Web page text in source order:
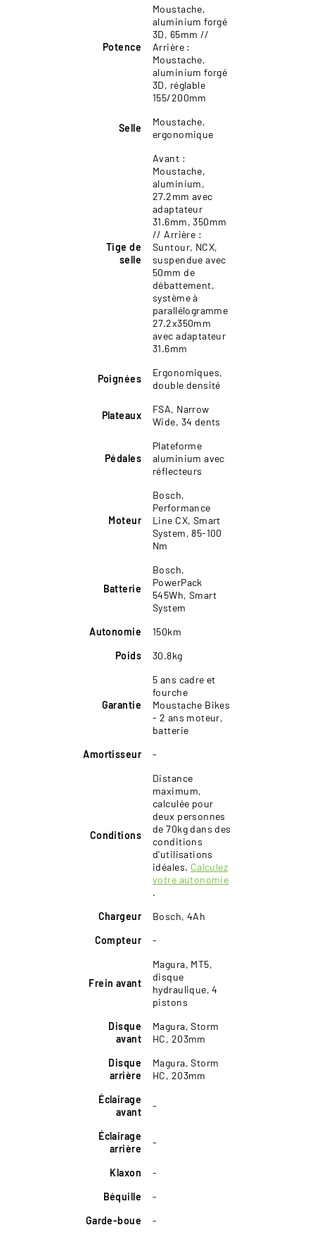
Potence
Moustache,
aluminium forgé
3D, 65mm //
Arrière :
Moustache,
aluminium forgé
3D, réglable
155/200mm
Selle
Moustache,
ergonomique
Tige de
selle
Avant :
Moustache,
aluminium,
27.2mm avec
adaptateur
31.6mm, 350mm
// Arrière :
Suntour, NCX,
suspendue avec
50mm de
débattement,
système à
parallélogramme
27.2x350mm
avec adaptateur
31.6mm
Poignées
Ergonomiques,
double densité
Plateaux
FSA, Narrow
Wide, 34 dents
Pédales
Plateforme
aluminium avec
réflecteurs
Moteur
Bosch,
Performance
Line CX, Smart
System, 85-100
Nm
Batterie
Bosch,
PowerPack
545Wh, Smart
System
Autonomie
150km
Poids
30.8kg
Garantie
5 ans cadre et
fourche
Moustache Bikes
- 2 ans moteur,
batterie
Amortisseur
-
Conditions
Distance
maximum,
calculée pour
deux personnes
de 70kg dans des
conditions
d'utilisations
idéales. Calculez
votre autonomie
.
Chargeur
Bosch, 4Ah
Compteur
-
Frein avant
Magura, MT5,
disque
hydraulique, 4
pistons
Disque
avant
Magura, Storm
HC, 203mm
Disque
arrière
Magura, Storm
HC, 203mm
Éclairage
avant
-
Éclairage
arrière
-
Klaxon
-
Béquille
-
Garde-boue
-